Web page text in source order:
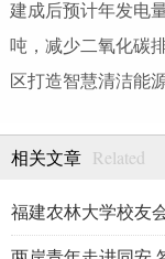
建成后预计年发电
吨，减少二氧化碳
区打造智慧清洁能
相关文章 Related